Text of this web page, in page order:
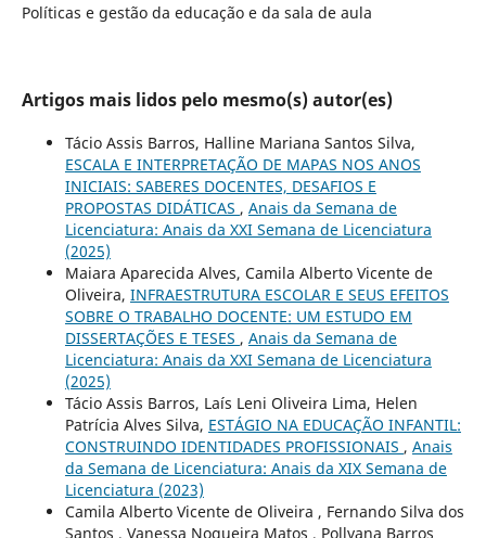
Políticas e gestão da educação e da sala de aula
Artigos mais lidos pelo mesmo(s) autor(es)
Tácio Assis Barros, Halline Mariana Santos Silva,
ESCALA E INTERPRETAÇÃO DE MAPAS NOS ANOS
INICIAIS: SABERES DOCENTES, DESAFIOS E
PROPOSTAS DIDÁTICAS , Anais da Semana de
Licenciatura: Anais da XXI Semana de Licenciatura
(2025)
Maiara Aparecida Alves, Camila Alberto Vicente de
Oliveira, INFRAESTRUTURA ESCOLAR E SEUS EFEITOS
SOBRE O TRABALHO DOCENTE: UM ESTUDO EM
DISSERTAÇÕES E TESES , Anais da Semana de
Licenciatura: Anais da XXI Semana de Licenciatura
(2025)
Tácio Assis Barros, Laís Leni Oliveira Lima, Helen
Patrícia Alves Silva, ESTÁGIO NA EDUCAÇÃO INFANTIL:
CONSTRUINDO IDENTIDADES PROFISSIONAIS , Anais
da Semana de Licenciatura: Anais da XIX Semana de
Licenciatura (2023)
Camila Alberto Vicente de Oliveira , Fernando Silva dos
Santos , Vanessa Nogueira Matos , Pollyana Barros